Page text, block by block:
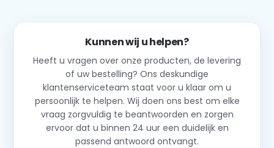
Kunnen wij u helpen?
Heeft u vragen over onze producten, de levering
of uw bestelling? Ons deskundige
klantenserviceteam staat voor u klaar om u
persoonlijk te helpen. Wij doen ons best om elke
vraag zorgvuldig te beantwoorden en zorgen
ervoor dat u binnen 24 uur een duidelijk en
passend antwoord ontvangt.